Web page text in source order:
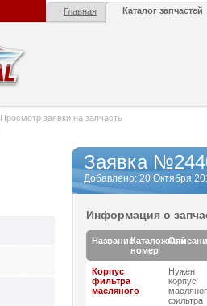
Главная Каталог запчастей
Просмотр заявки на запчасть
Заявка
Добавлено: 20 Октября
Информация о
НазваниеКаталожный
номер
Корпус
фильтра
масляного
Нужен
корпус
фильтра